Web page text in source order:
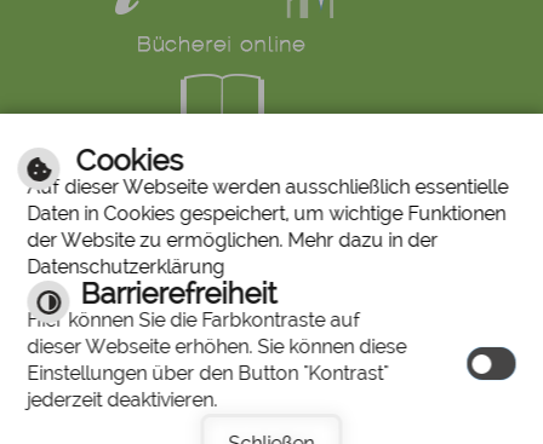
LINKS
Bürgerservice
Ruf den Bürgermeister
Mängelmeldung
Stiftung "Unser Stadtbergen"
Stadtberger Bote
© 2026 by
Cookies
Auf dieser Webseite werden ausschließlich essentielle
Daten in Cookies gespeichert, um wichtige Funktionen
der Website zu ermöglichen. Mehr dazu in der
Datenschutzerklärung
Barrierefreiheit
Hier können Sie die Farbkontraste auf
dieser Webseite erhöhen. Sie können diese
Einstellungen über den Button "Kontrast"
jederzeit deaktivieren.